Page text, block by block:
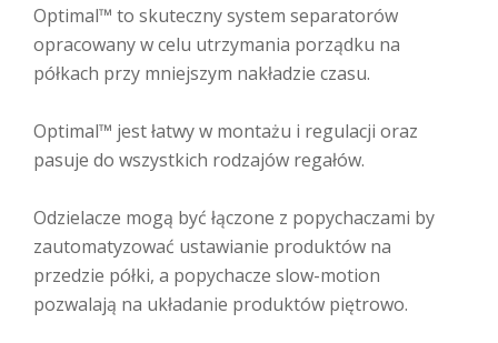
Optimal™ to skuteczny system separatorów
opracowany w celu utrzymania porządku na
półkach przy mniejszym nakładzie czasu.
Optimal™ jest łatwy w montażu i regulacji oraz
pasuje do wszystkich rodzajów regałów.
Odzielacze mogą być łączone z popychaczami by
zautomatyzować ustawianie produktów na
przedzie półki, a popychacze slow-motion
pozwalają na układanie produktów piętrowo.